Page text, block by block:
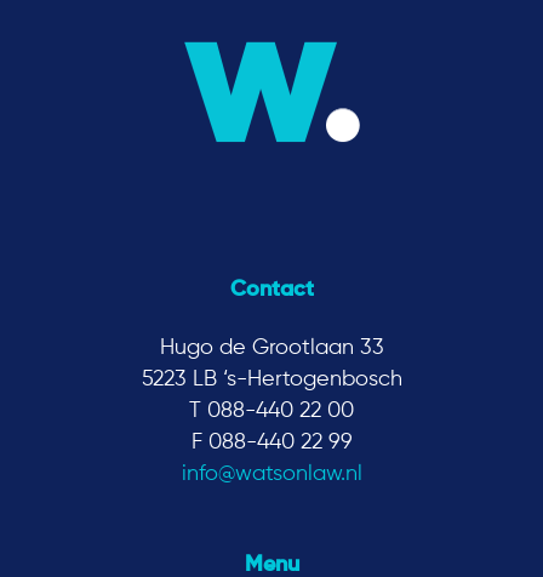
Contact
Hugo de Grootlaan 33
5223 LB ‘s-Hertogenbosch
T 088-440 22 00
F 088-440 22 99
info@watsonlaw.nl
Menu